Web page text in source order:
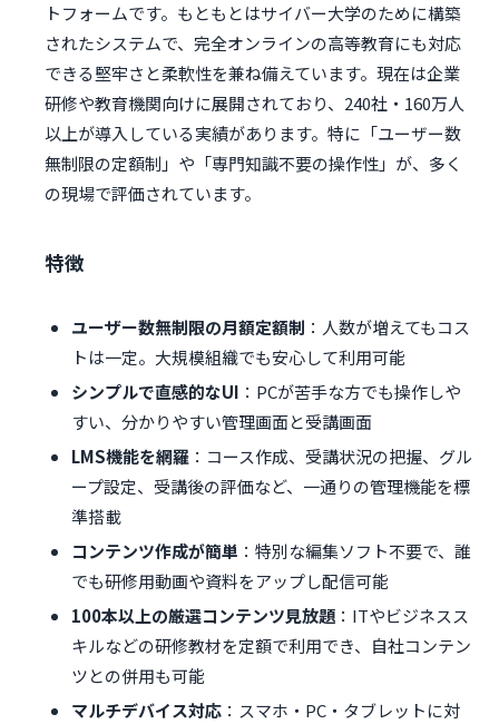
トフォームです。もともとはサイバー大学のために構築
されたシステムで、完全オンラインの高等教育にも対応
できる堅牢さと柔軟性を兼ね備えています。現在は企業
研修や教育機関向けに展開されており、240社・160万人
以上が導入している実績があります。特に「ユーザー数
無制限の定額制」や「専門知識不要の操作性」が、多く
の現場で評価されています。
特徴
ユーザー数無制限の月額定額制 ：人数が増えてもコス
トは一定。大規模組織でも安心して利用可能
シンプルで直感的なUI ：PCが苦手な方でも操作しや
すい、分かりやすい管理画面と受講画面
LMS機能を網羅 ：コース作成、受講状況の把握、グル
ープ設定、受講後の評価など、一通りの管理機能を標
準搭載
コンテンツ作成が簡単 ：特別な編集ソフト不要で、誰
でも研修用動画や資料をアップし配信可能
100本以上の厳選コンテンツ見放題 ：ITやビジネスス
キルなどの研修教材を定額で利用でき、自社コンテン
ツとの併用も可能
マルチデバイス対応 ：スマホ・PC・タブレットに対